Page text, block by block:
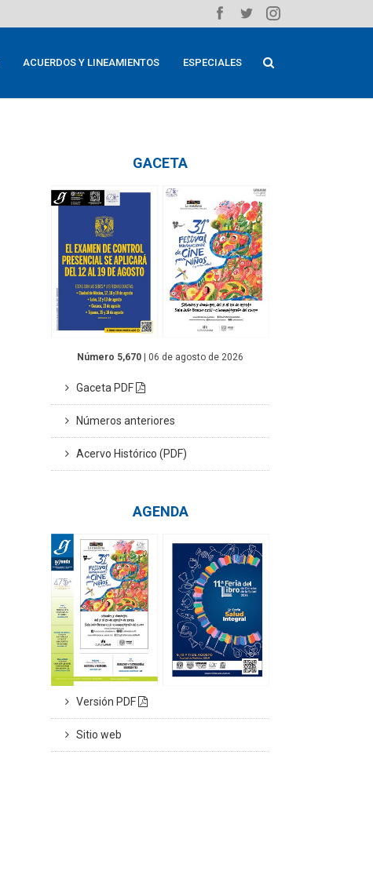
ACUERDOS Y LINEAMIENTOS ESPECIALES
GACETA
Número 5,670 | 06 de agosto de 2026
Gaceta PDF
Números anteriores
Acervo Histórico (PDF)
AGENDA
Versión PDF
Sitio web